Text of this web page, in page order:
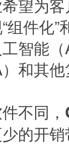
望为
组件化
智能
和其
不同，
的开